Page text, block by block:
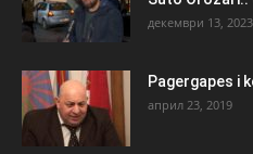
декември 13, 2023
Pagergapes i
април 23, 2019